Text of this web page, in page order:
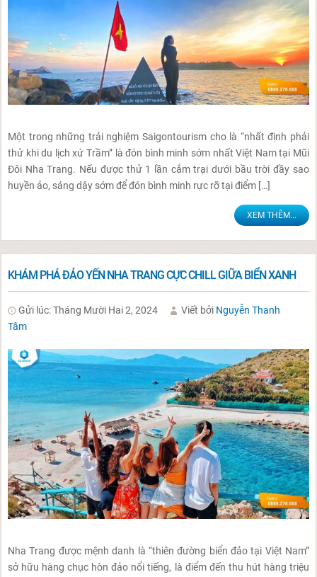
Một trong những trải nghiệm Saigontourism cho là “nhất định phải
thử khi du lịch xứ Trầm” là đón bình minh sớm nhất Việt Nam tại Mũi
Đôi Nha Trang. Nếu được thử 1 lần cắm trại dưới bầu trời đầy sao
huyền ảo, sáng dậy sớm để đón bình minh rực rỡ tại điểm […]
XEM THÊM...
KHÁM PHÁ ĐẢO YẾN NHA TRANG CỰC CHILL GIỮA BIỂN XANH
Gửi lúc: Tháng Mười Hai 2, 2024 Viết bởi Nguyễn Thanh
Tâm
Nha Trang được mệnh danh là “thiên đường biển đảo tại Việt Nam”
sở hữu hàng chục hòn đảo nổi tiếng, là điểm đến thu hút hàng triệu